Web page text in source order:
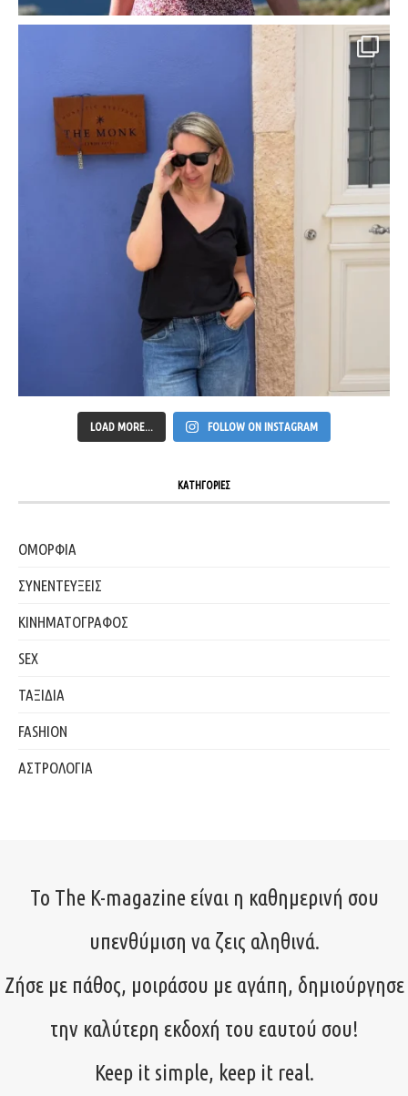
LOAD MORE... FOLLOW ON INSTAGRAM
ΚΑΤΗΓΟΡΙΕΣ
ΟΜΟΡΦΙΑ
ΣΥΝΕΝΤΕΥΞΕΙΣ
ΚΙΝΗΜΑΤΟΓΡΑΦΟΣ
SEX
ΤΑΞΙΔΙΑ
FASHION
ΑΣΤΡΟΛΟΓΙΑ
Το The K-magazine είναι η καθημερινή σου
υπενθύμιση να ζεις αληθινά.
Ζήσε με πάθος, μοιράσου με αγάπη, δημιούργησε
την καλύτερη εκδοχή του εαυτού σου!
Keep it simple, keep it real.